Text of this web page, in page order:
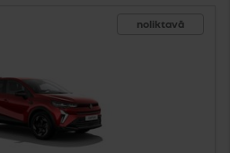
noliktavā